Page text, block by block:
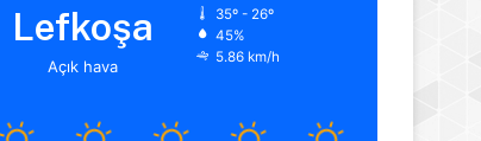
Lefkoşa
Açık hava
35º - 26º
45%
5.86 km/h